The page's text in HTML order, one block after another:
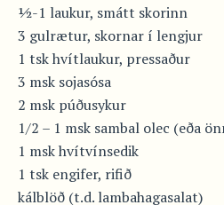
½-1 laukur, smátt skorinn
3 gulrætur, skornar í lengjur
1 tsk hvítlaukur, pressaður
3 msk sojasósa
2 msk púðusykur
1/2 – 1 msk sambal olec (eða
1 msk hvítvínsedik
1 tsk engifer, rifið
kálblöð (t.d. lambahagasalat)